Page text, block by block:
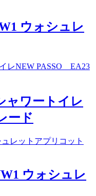
ウォシュレ
ャワートイレ
ード
ウォシュレ